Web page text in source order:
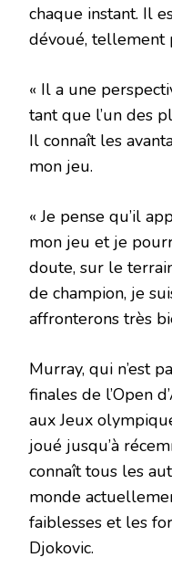
chaque instant. Il
dévoué, tellement
« Il a une
tant que l’un des
Il connaît les
mon jeu.
« Je pense qu’il
mon jeu et je
doute, sur le
de champion, je
affronterons très
Murray, qui n’est
finales de l’Open
aux Jeux
joué jusqu’à
connaît tous les
monde
faiblesses et les
Djokovic.